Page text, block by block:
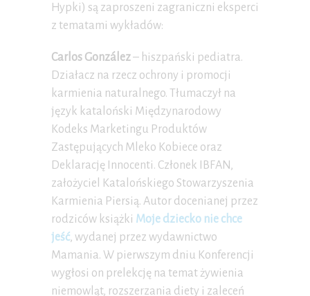
Hypki) są zaproszeni zagraniczni eksperci
z tematami wykładów:
Carlos González– hiszpański pediatra.
Działacz na rzecz ochrony i promocji
karmienia naturalnego. Tłumaczył na
język kataloński Międzynarodowy
Kodeks Marketingu Produktów
Zastępujących Mleko Kobiece oraz
Deklarację Innocenti. Członek IBFAN,
założyciel Katalońskiego Stowarzyszenia
Karmienia Piersią. Autor docenianej przez
rodziców książki Moje dziecko nie chce
jeść, wydanej przez wydawnictwo
Mamania. W pierwszym dniu Konferencji
wygłosi on prelekcję na temat żywienia
niemowląt, rozszerzania diety i zaleceń